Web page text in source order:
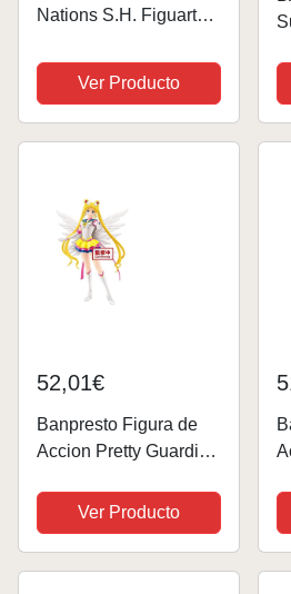
Nations S.H. Figuarts
Moon Sailor Moon
Action Figure,
Multicolor, Estándar
Ver Producto
52,01€
Banpresto Figura de
Accion Pretty Guardian
The Movie -
Glitter&Glamours -
Eternal Sailor Moon
Ver Producto